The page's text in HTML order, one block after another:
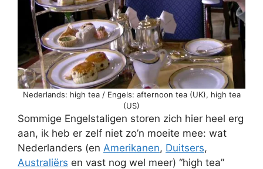
Nederlands: high tea / Engels: afternoon tea (UK), high tea
(US)
Sommige Engelstaligen storen zich hier heel erg
aan, ik heb er zelf niet zo’n moeite mee: wat
Nederlanders (en Amerikanen, Duitsers,
Australiërs en vast nog wel meer) “high tea”